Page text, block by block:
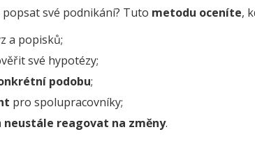
své podnikání? Tuto metodu oceníte,
a popisků;
své hypotézy;
podobu;
pro spolupracovníky;
neustále reagovat na změny.